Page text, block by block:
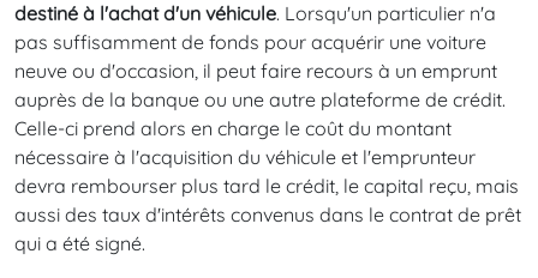
destiné à l'achat d'un véhicule. Lorsqu'un particulier n'a
pas suffisamment de fonds pour acquérir une voiture
neuve ou d'occasion, il peut faire recours à un emprunt
auprès de la banque ou une autre plateforme de crédit.
Celle-ci prend alors en charge le coût du montant
nécessaire à l'acquisition du véhicule et l'emprunteur
devra rembourser plus tard le crédit, le capital reçu, mais
aussi des taux d'intérêts convenus dans le contrat de prêt
qui a été signé.